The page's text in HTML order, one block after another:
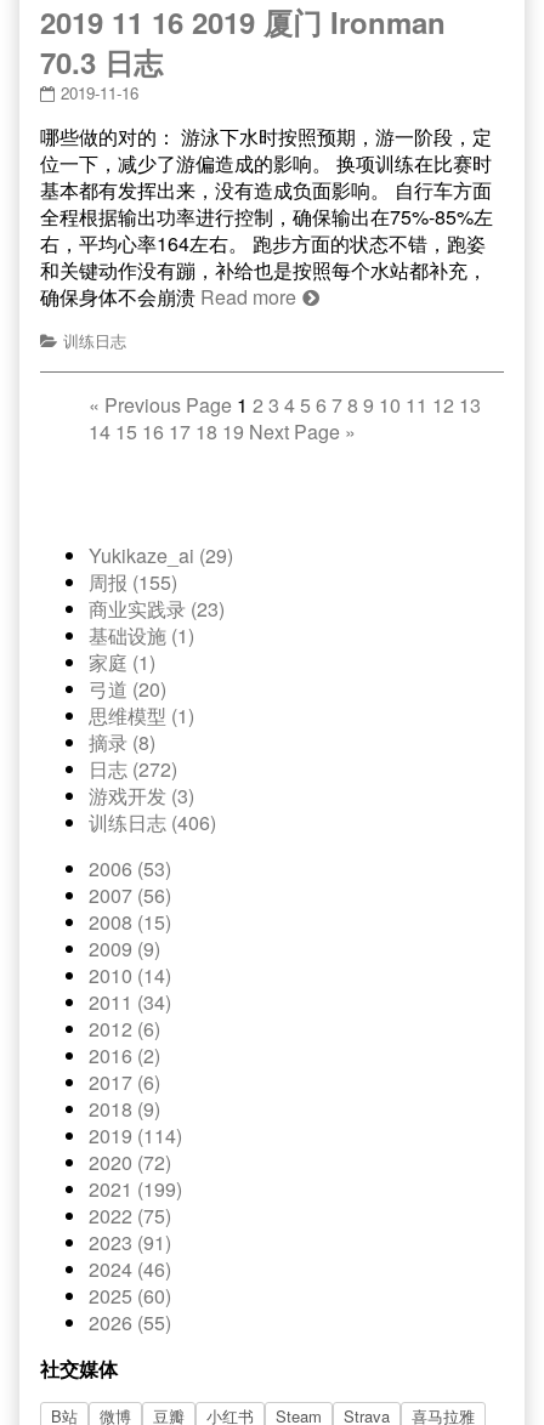
2019 11 16 2019 厦门 Ironman
70.3 日志
2019-11-16
哪些做的对的： 游泳下水时按照预期，游一阶段，定
位一下，减少了游偏造成的影响。 换项训练在比赛时
基本都有发挥出来，没有造成负面影响。 自行车方面
全程根据输出功率进行控制，确保输出在75%-85%左
右，平均心率164左右。 跑步方面的状态不错，跑姿
和关键动作没有蹦，补给也是按照每个水站都补充，
确保身体不会崩溃 Read more
训练日志
« Previous Page 1 2 3 45 6 78 9 10 11 12 13
14 15 16 17 18 19 Next Page »
Yukikaze_ai (29)
周报 (155)
商业实践录 (23)
基础设施 (1)
家庭 (1)
弓道 (20)
思维模型 (1)
摘录 (8)
日志 (272)
游戏开发 (3)
训练日志 (406)
2006 (53)
2007 (56)
2008 (15)
2009 (9)
2010 (14)
2011 (34)
2012 (6)
2016 (2)
2017 (6)
2018 (9)
2019 (114)
2020 (72)
2021 (199)
2022 (75)
2023 (91)
2024 (46)
2025 (60)
2026 (55)
社交媒体
B站 微博 豆瓣 小红书 Steam Strava 喜马拉雅